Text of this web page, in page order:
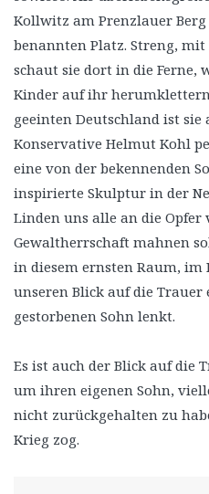
Kollwitz am Prenzlauer
benannten Platz. Streng,
schaut sie dort in die Ferne,
Kinder auf ihr
geeinten Deutschland ist sie
Konservative Helmut Kohl
eine von der bekennenden
inspirierte Skulptur in der
Linden uns alle an die Opfer
Gewaltherrschaft mahnen
in diesem ernsten Raum,
unseren Blick auf die
gestorbenen Sohn lenkt.
Es ist auch der Blick auf die
um ihren eigenen Sohn,
nicht zurückgehalten zu
Krieg zog.